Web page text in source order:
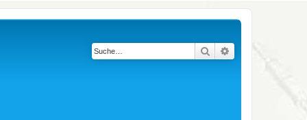
Suche Erweiterte Suche